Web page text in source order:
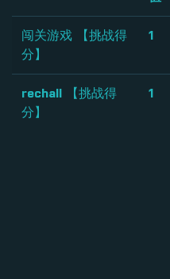
闯关游戏 【挑战得
分】
1
rechall 【挑战得
分】
1